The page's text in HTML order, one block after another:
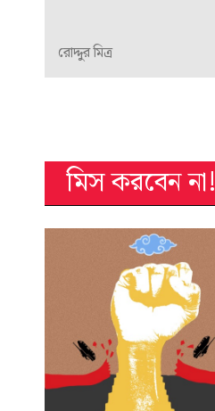
রোদ্দুর মিত্র
মিস করবেন না!